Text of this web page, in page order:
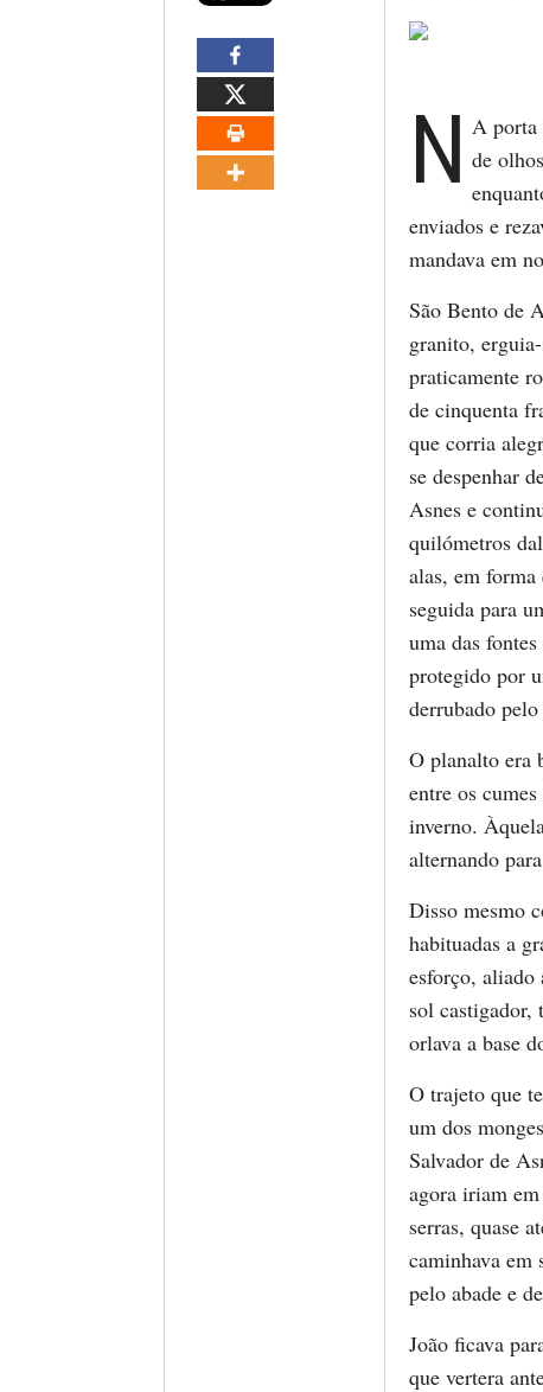
N A porta
de
enviados e
mandava em
São Bento de
granito,
praticamente
de cinquenta
que corria
se despenhar
Asnes e
quilómetros
alas, em
seguida para
uma das
protegido por
derrubado
O planalto era
entre os
inverno.
alternando
Disso mesmo
habituadas a
esforço, aliado
sol castigador,
orlava a base
O trajeto que
um dos
Salvador de
agora iriam
serras, quase
caminhava em
pelo abade e
João ficava
que vertera